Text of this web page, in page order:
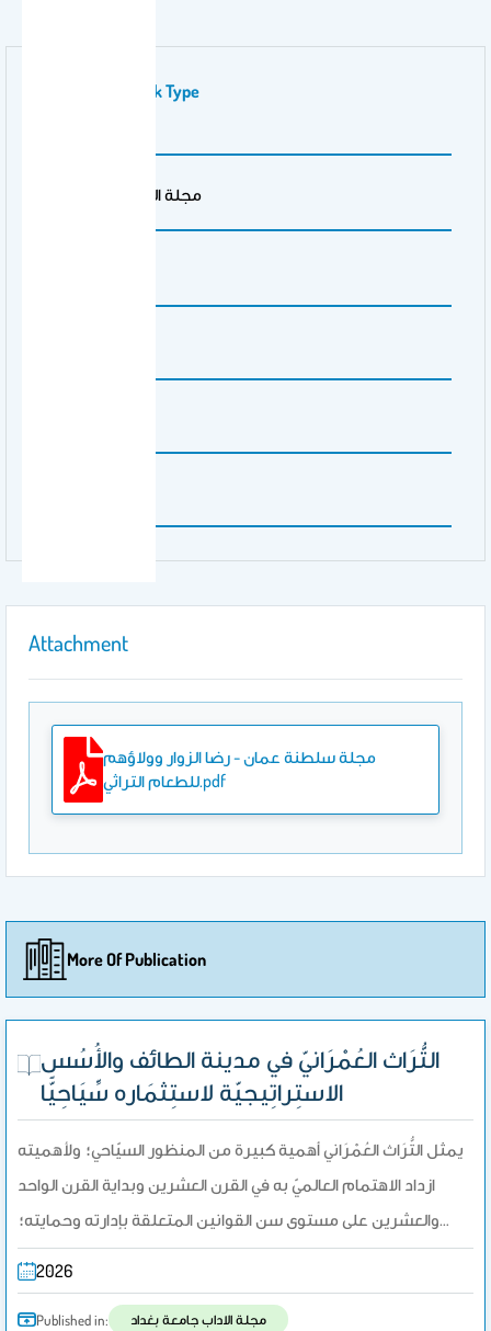
Publication Work Type
مجلة العلوم الاجتماعية
Attachment
مجلة سلطنة عمان - رضا الزوار وولاؤهم
للطعام التراثي.pdf
More Of Publication
التُّرَاث العُمْرَانيّ في مدينة الطائف والأُسُس
الاستِراتِيجيّة لاستِثمَاره سِّيَاحِيًّا
يمثل التُّرَاث العُمْرَاني أهمية كبيرة من المنظور السيّاحي؛ ولأهميته
ازداد الاهتمام العالميّ به في القرن العشرين وبداية القرن الواحد
والعشرين على مستوى سن القوانين المتعلقة بإدارته وحمايته؛…
2026
Published in: مجلة الاداب جامعة بغداد